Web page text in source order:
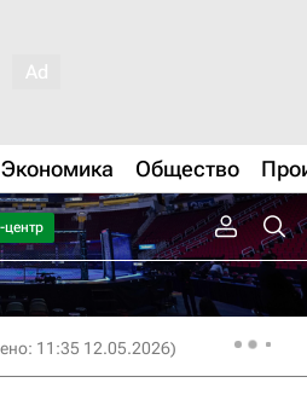
Экономика Общество
11:35 12.05.2026)